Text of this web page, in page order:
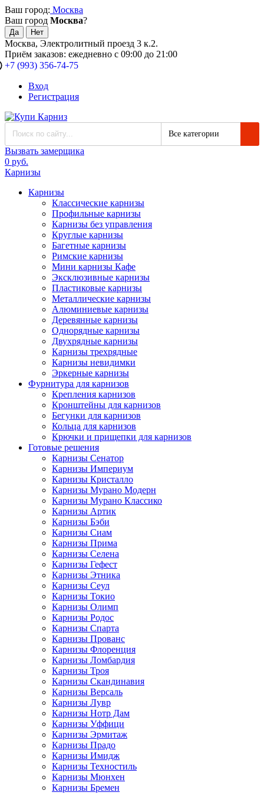
Ваш город: Москва
Ваш город Москва?
Москва, Электролитный проезд 3 к.2.
Приём заказов: ежедневно с 09:00 до 21:00
+7 (993) 356-74-75
Вход
Регистрация
Все категории
Вызвать замерщика
0 руб.
Карнизы
Карнизы
Классические карнизы
Профильные карнизы
Карнизы без управления
Круглые карнизы
Багетные карнизы
Римские карнизы
Мини карнизы Кафе
Эксклюзивные карнизы
Пластиковые карнизы
Металлические карнизы
Алюминиевые карнизы
Деревянные карнизы
Однорядные карнизы
Двухрядные карнизы
Карнизы трехрядные
Карнизы невидимки
Эркерные карнизы
Фурнитура для карнизов
Крепления карнизов
Кронштейны для карнизов
Бегунки для карнизов
Кольца для карнизов
Крючки и прищепки для карнизов
Готовые решения
Карнизы Сенатор
Карнизы Империум
Карнизы Кристалло
Карнизы Мурано Модерн
Карнизы Мурано Классико
Карнизы Артик
Карнизы Бэби
Карнизы Сиам
Карнизы Прима
Карнизы Селена
Карнизы Гефест
Карнизы Этника
Карнизы Сеул
Карнизы Токио
Карнизы Олимп
Карнизы Родос
Карнизы Спарта
Карнизы Прованс
Карнизы Флоренция
Карнизы Ломбардия
Карнизы Троя
Карнизы Скандинавия
Карнизы Версаль
Карнизы Лувр
Карнизы Нотр Дам
Карнизы Уффици
Карнизы Эрмитаж
Карнизы Прадо
Карнизы Имидж
Карнизы Техностиль
Карнизы Мюнхен
Карнизы Бремен